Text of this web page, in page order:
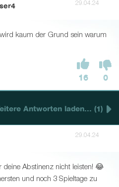
29.04.24
kaum der Grund sein warum
16 0
Antworten laden... (1)
29.04.24
deine Abstinenz nicht leisten! 😂
und noch 3 Spieltage zu